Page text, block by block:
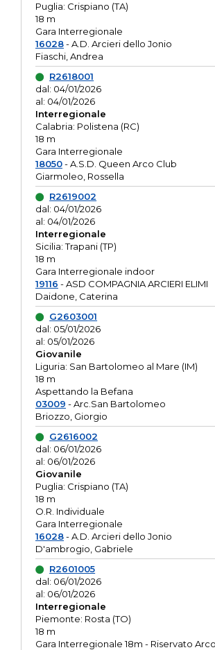
Puglia: Crispiano (TA)
18 m
Gara Interregionale
16028- A.D. Arcieri dello Jonio
Fiaschi, Andrea
R2618001
dal: 04/01/2026
al: 04/01/2026
Interregionale
Calabria: Polistena (RC)
18 m
Gara Interregionale
18050- A.S.D. Queen Arco Club
Giarmoleo, Rossella
R2619002
dal: 04/01/2026
al: 04/01/2026
Interregionale
Sicilia: Trapani (TP)
18 m
Gara Interregionale indoor
19116 - ASD COMPAGNIA ARCIERI ELIMI
Daidone, Caterina
G2603001
dal: 05/01/2026
al: 05/01/2026
Giovanile
Liguria: San Bartolomeo al Mare (IM)
18 m
Aspettando la Befana
03009 - Arc.San Bartolomeo
Briozzo, Giorgio
G2616002
dal: 06/01/2026
al: 06/01/2026
Giovanile
Puglia: Crispiano (TA)
18 m
O.R. Individuale
Gara Interregionale
16028- A.D. Arcieri dello Jonio
D'ambrogio, Gabriele
R2601005
dal: 06/01/2026
al: 06/01/2026
Interregionale
Piemonte: Rosta (TO)
18 m
Gara Interregionale 18m - Riservato